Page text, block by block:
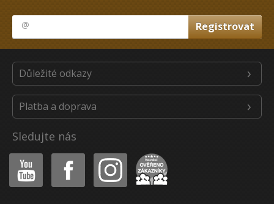
Důležité odkazy
Platba a doprava
Sledujte nás
Youtube Facebook Instagram Heureka